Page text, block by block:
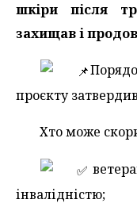
шкіри після
захищав і
проєкту
Хто може
інвалідністю;